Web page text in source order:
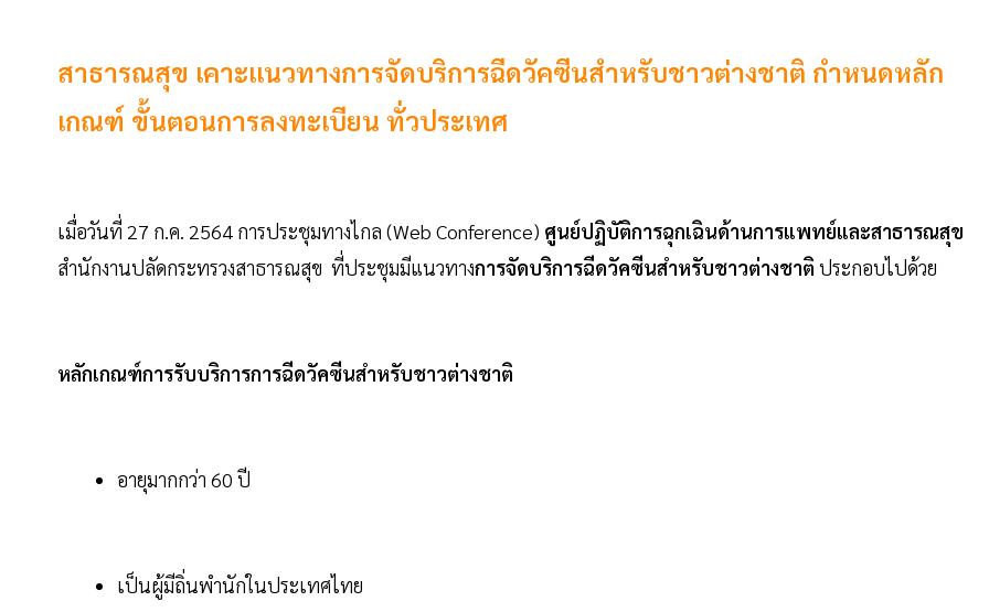
สาธารณสุข เคาะแนวทางการจัดบริการฉีดวัคซีนสำหรับชาวต่างชาติ กำหนดหลัก
เกณฑ์ ขั้นตอนการลงทะเบียน ทั่วประเทศ
เมื่อวันที่ 27 ก.ค. 2564 การประชุมทางไกล (Web Conference) ศูนย์ปฏิบัติการฉุกเฉินด้านการแพทย์และสาธารณสุข
สำนักงานปลัดกระทรวงสาธารณสุข ที่ประชุมมีแนวทางการจัดบริการฉีดวัคซีนสำหรับชาวต่างชาติ ประกอบไปด้วย
หลักเกณฑ์การรับบริการการฉีดวัคซีนสำหรับชาวต่างชาติ
อายุมากกว่า 60 ปี
เป็นผู้มีถิ่นพำนักในประเทศไทย